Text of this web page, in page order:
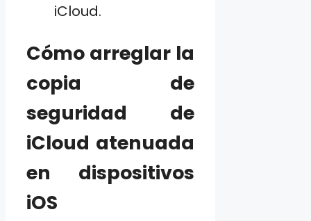
iCloud.
Cómo arreglar la
copia de
seguridad de
iCloud atenuada
en dispositivos
iOS